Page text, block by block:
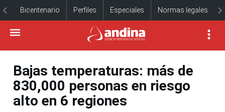
Bicentenario Perfiles Especiales Normas legales
Bajas temperaturas: más de
830,000 personas en riesgo
alto en 6 regiones